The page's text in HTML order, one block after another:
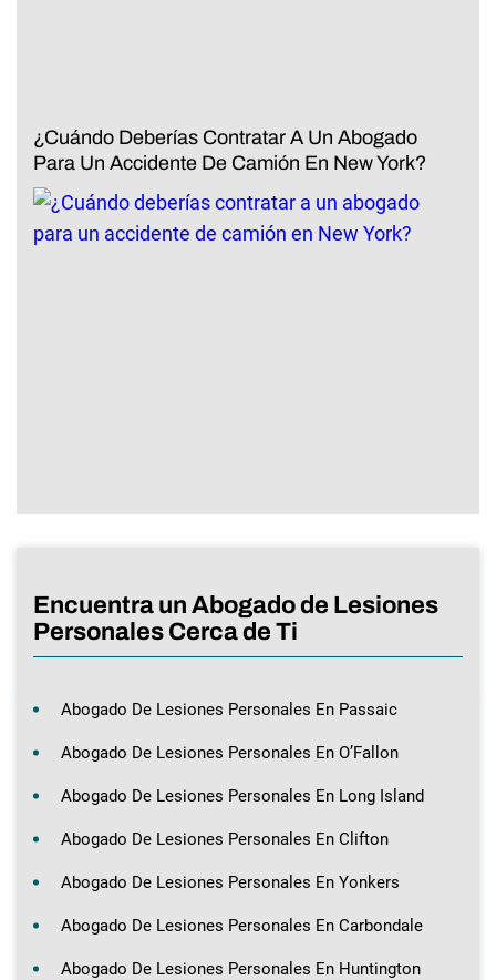
¿Cuándo Deberías Contratar A Un Abogado
Para Un Accidente De Camión En New York?
Encuentra un Abogado de Lesiones
Personales Cerca de Ti
Abogado De Lesiones Personales En Passaic
Abogado De Lesiones Personales En O’Fallon
Abogado De Lesiones Personales En Long Island
Abogado De Lesiones Personales En Clifton
Abogado De Lesiones Personales En Yonkers
Abogado De Lesiones Personales En Carbondale
Abogado De Lesiones Personales En Huntington